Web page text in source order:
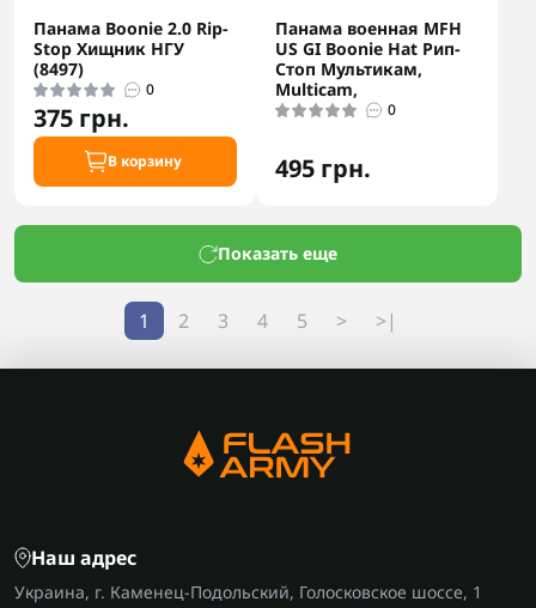
Панама Boonie 2.0 Rip-
Stop Хищник НГУ
(8497)
0
375 грн.
В корзину
Панама военная MFH
US GI Boonie Hat Рип-
Стоп Мультикам,
Multicam,
0
495 грн.
Показать еще
1 2 3 4 5 > >|
Наш адрес
Украина, г. Каменец-Подольский, Голосковское шоссе, 1